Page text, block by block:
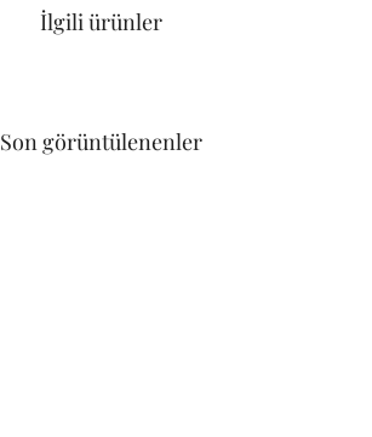
İlgili ürünler
Son görüntülenenler